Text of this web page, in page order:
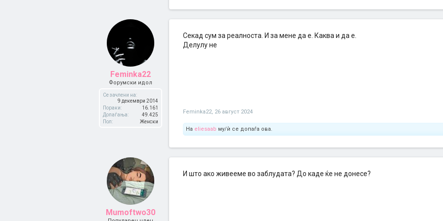
Feminka22
Форумски идол
Се зачлени на:
9 декември 2014
Пораки:
16.161
Допаѓања:
49.425
Пол:
Женски
Секад сум за реалноста. И за мене да е. Каква и да е.
Делулу не
Feminka22, 26 август 2024
На eliesaab му/ѝ се допаѓа ова.
Mumoftwo30
И што ако живееме во заблудата? До каде ќе не донесе?